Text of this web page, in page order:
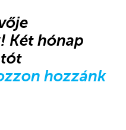
Két hónap
hozzánk